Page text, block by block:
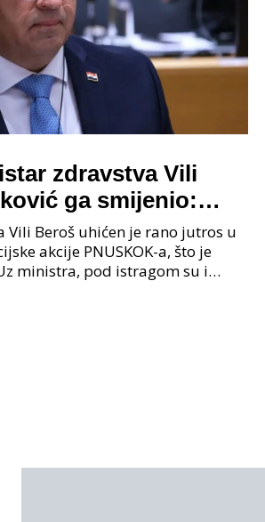
zdravstva Vili
ga smijenio:
a zbog korupcije
Vili Beroš uhićen je rano jutros u
akcije PNUSKOK-a, što je
ministra, pod istragom su i